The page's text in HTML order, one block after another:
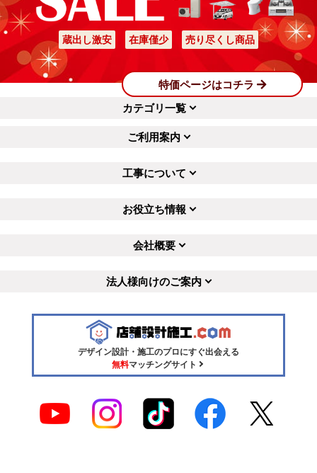
蔵出し激安 在庫僅少 売り尽くし商品
特価ページはコチラ
カテゴリ一覧
ご利用案内
工事について
お役立ち情報
会社概要
法人様向けのご案内
デザイン設計・施工のプロにすぐ出会える
無料マッチングサイト